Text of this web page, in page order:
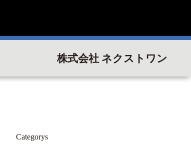
株式会社 ネクストワン
Categorys